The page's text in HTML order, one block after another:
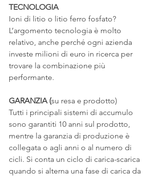
TECNOLOGIA
Ioni di litio o litio ferro fosfato?
L’argomento tecnologia è molto
relativo, anche perché ogni azienda
investe milioni di euro in ricerca per
trovare la combinazione più
performante.
GARANZIA (su resa e prodotto)
Tutti i principali sistemi di accumulo
sono garantiti 10 anni sul prodotto,
mentre la garanzia di produzione è
collegata o agli anni o al numero di
cicli. Si conta un ciclo di carica-scarica
quando si alterna una fase di carica da